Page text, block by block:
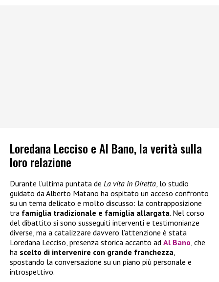
Loredana Lecciso e Al Bano, la verità sulla
loro relazione
Durante l’ultima puntata de La vita in Diretta , lo studio
guidato da Alberto Matano ha ospitato un acceso confronto
su un tema delicato e molto discusso: la contrapposizione
tra famiglia tradizionale e famiglia allargata. Nel corso
del dibattito si sono susseguiti interventi e testimonianze
diverse, ma a catalizzare davvero l’attenzione è stata
Loredana Lecciso, presenza storica accanto ad Al Bano , che
ha scelto di intervenire con grande franchezza
spostando la conversazione su un piano più personale e
introspettivo.